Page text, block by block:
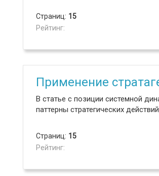
Страниц: 15
Рейтинг:
Применение
В статье с позиции системной
паттерны стратегических
Страниц: 15
Рейтинг: